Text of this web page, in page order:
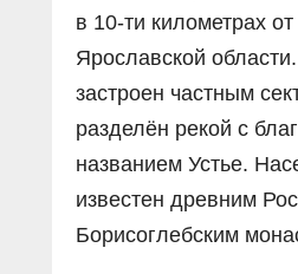
в 10-ти километрах
Ярославской
застроен частным
разделён рекой с
названием Устье.
известен древним
Борисоглебским